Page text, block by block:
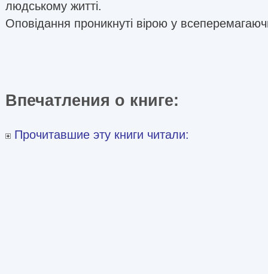
людському житті.
Оповідання проникнуті вірою у
Впечатления о книге:
Прочитавшие эту книги читали: